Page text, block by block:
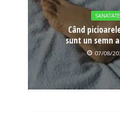
SANATATE
Când
sunt un semn
07/08/